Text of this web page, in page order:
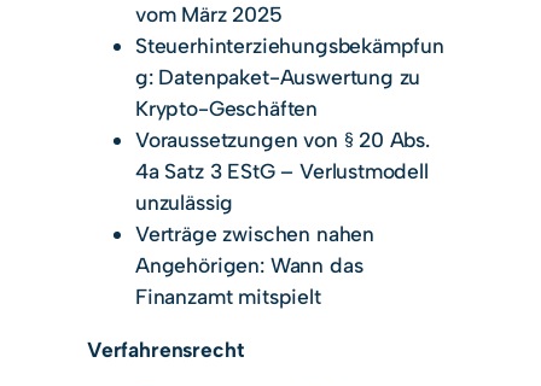
vom März 2025
Steuerhinterziehungsbekämpfun
g: Datenpaket-Auswertung zu
Krypto-Geschäften
Voraussetzungen von § 20 Abs.
4a Satz 3 EStG – Verlustmodell
unzulässig
Verträge zwischen nahen
Angehörigen: Wann das
Finanzamt mitspielt
Verfahrensrecht